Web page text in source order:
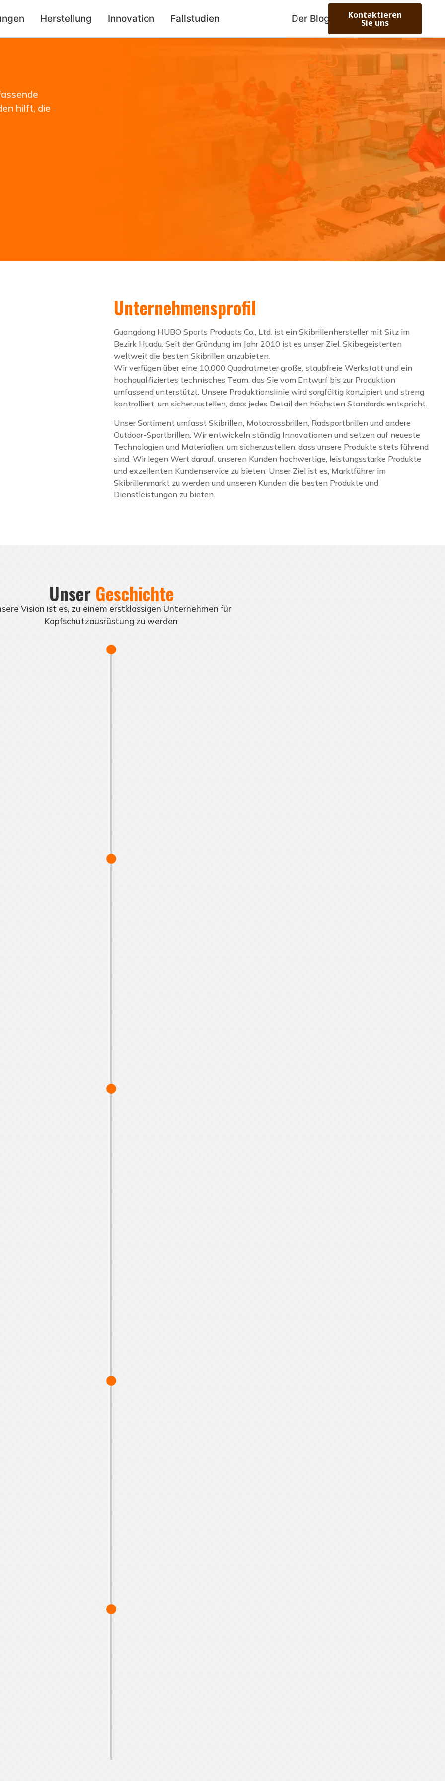
Herstellung Innovation Fallstudien Der Blog Kontaktieren
Sie uns
hilft, die
Unternehmensprofil
Guangdong HUBO Sports Products Co., Ltd. ist ein Skibrillenhersteller mit Sitz im
Bezirk Huadu. Seit der Gründung im Jahr 2010 ist es unser Ziel, Skibegeisterten
weltweit die besten Skibrillen anzubieten.
Wir verfügen über eine 10.000 Quadratmeter große, staubfreie Werkstatt und ein
hochqualifiziertes technisches Team, das Sie vom Entwurf bis zur Produktion
umfassend unterstützt. Unsere Produktionslinie wird sorgfältig konzipiert und streng
kontrolliert, um sicherzustellen, dass jedes Detail den höchsten Standards entspricht.
Unser Sortiment umfasst Skibrillen, Motocrossbrillen, Radsportbrillen und andere
Outdoor-Sportbrillen. Wir entwickeln ständig Innovationen und setzen auf neueste
Technologien und Materialien, um sicherzustellen, dass unsere Produkte stets führend
sind. Wir legen Wert darauf, unseren Kunden hochwertige, leistungsstarke Produkte
und exzellenten Kundenservice zu bieten. Unser Ziel ist es, Marktführer im
Skibrillenmarkt zu werden und unseren Kunden die besten Produkte und
Dienstleistungen zu bieten.
Unser Geschichte
Vision ist es, zu einem erstklassigen Unternehmen für
Kopfschutzausrüstung zu werden